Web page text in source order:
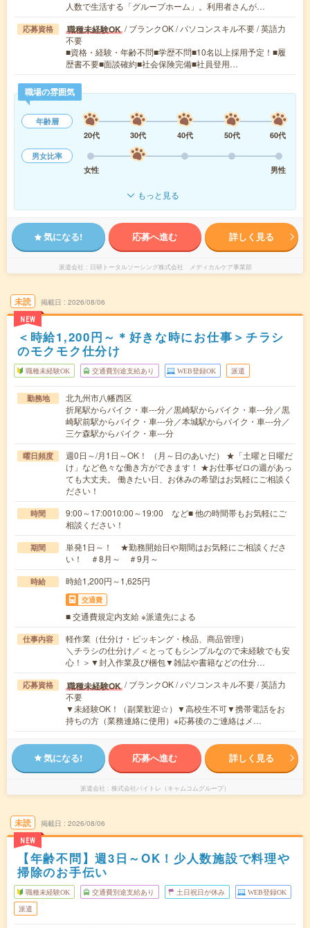
人数で生活する「グループホーム」。利用者さんが…
応募資格 職種未経験OK / ブランクOK / パソコンスキル不要 / 英語力
不要
■資格・経験・年齢不問■学歴不問■10名以上採用予定！■履
歴書不要■面談確約■社会保険完備■社員登用…
職場の雰囲気
年齢層
20代
30代 40代 50代
60代
男女比率
女性
男性
もっと見る
気になる! 応募へ進む 詳しく見る
派遣会社 日研トータルソーシング株式会社 メディカルケア事業部
未読
NEW
掲載日 2026/08/06
＜時給1,200円～＊好きな時にお仕事＞チラシ
のモクモク仕分け
職種未経験OK 交通費別途支給あり WEB登録OK 派遣
勤務地
北九州市八幡西区
折尾駅からバイク・車---分／黒崎駅からバイク・車---分／黒
崎駅前駅からバイク・車---分／本城駅からバイク・車---分／
三ケ森駅からバイク・車---分
曜日頻度
週0日～/月1日～OK！ （月～日のあいだ） ★「土曜と日曜だ
け」など色々な働き方ができます！ ★お仕事ゼロの週があっ
ても大丈夫。 働きたい日、お休みの希望はお気軽にご相談く
ださい！
時間
9:00～17:0010:00～19:00 など■ 他の時間帯もお気軽にご
相談ください！
期間
単発1日～！ ★勤務開始日や期間はお気軽にご相談くださ
い！ ＃8月～ ＃9月～
時給 時給1,200円～1,625円
交通費
■ 交通費規定内支給 ※派遣先による
仕事内容
軽作業（仕分け・ピッキング・検品、商品管理）
＼チラシの仕分け／＜とってもシンプルなので未経験でも安
心！＞▼封入作業及び梱包▼雑誌や書籍などの仕分…
応募資格 職種未経験OK / ブランクOK / パソコンスキル不要 / 英語力
不要
▼未経験OK！（副業歓迎☆）▼高校生不可▼携帯電話をお
持ちの方（業務連絡に使用）※応募後のご連絡はメ…
気になる! 応募へ進む 詳しく見る
派遣会社 株式会社バイトレ（キャムコムグループ）
未読
NEW
掲載日 2026/08/06
【年齢不問】週3日～OK！少人数施設で料理や
掃除のお手伝い
職種未経験OK 交通費別途支給あり 土日祝日が休み WEB登録OK
派遣